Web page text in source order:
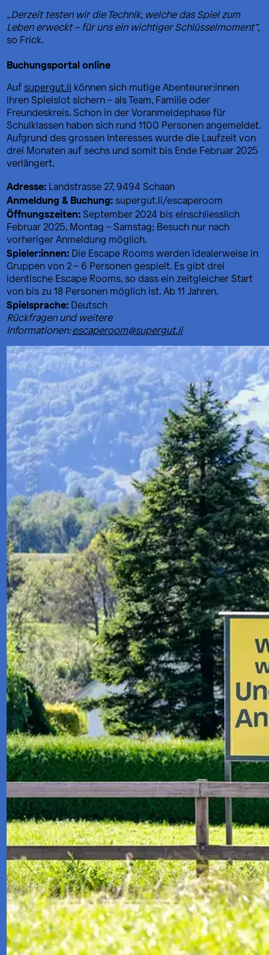
„Derzeit testen wir die Technik, welche das Spiel zum
Leben erweckt – für uns ein wichtiger Schlüsselmoment”,
so Frick.
Buchungsportal online
Auf supergut.li können sich mutige Abenteurer:innen
ihren Spielslot sichern – als Team, Familie oder
Freundeskreis. Schon in der Voranmeldephase für
Schulklassen haben sich rund 1100 Personen angemeldet.
Aufgrund des grossen Interesses wurde die Laufzeit von
drei Monaten auf sechs und somit bis Ende Februar 2025
verlängert.
Adresse: Landstrasse 27, 9494 Schaan
Anmeldung & Buchung: supergut.li/escaperoom
Öffnungszeiten:September 2024 bis einschliesslich
Februar 2025, Montag – Samstag; Besuch nur nach
vorheriger Anmeldung möglich.
Spieler:innen: Die Escape Rooms werden idealerweise in
Gruppen von 2 – 6 Personen gespielt. Es gibt drei
identische Escape Rooms, so dass ein zeitgleicher Start
von bis zu 18 Personen möglich ist. Ab 11 Jahren.
Spielsprache: Deutsch
Rückfragen und weitere
Informationen:escaperoom@supergut.li